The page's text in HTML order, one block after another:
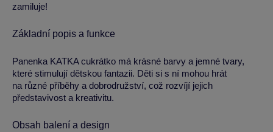
zamiluje!
Základní popis a funkce
Panenka KATKA cukrátko má krásné barvy a jemné tvary,
které stimulují dětskou fantazii. Děti si s ní mohou hrát
na různé příběhy a dobrodružství, což rozvíjí jejich
představivost a kreativitu.
Obsah balení a design